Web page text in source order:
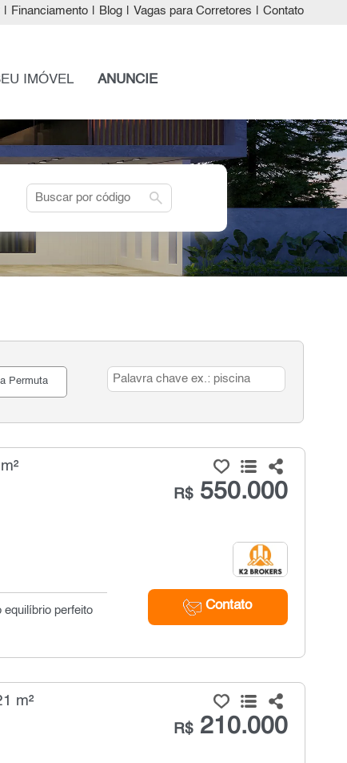
Financiamento Blog Vagas para Corretores Contato
IMÓVEL ANUNCIE
search
Permuta
R$550.000
Contato
perfeito
m²
R$210.000